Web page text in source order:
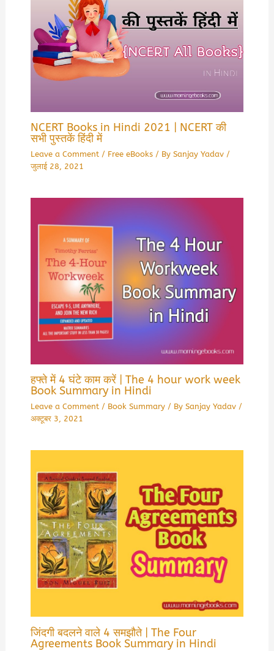
NCERT Books in Hindi 2021 | NCERT की
सभी पुस्तकें हिंदी में
Leave a Comment / Free eBooks/ By Sanjay Yadav /
जुलाई 28, 2021
हफ्ते में 4 घंटे काम करें | The 4 hour work week
Book Summary in Hindi
Leave a Comment / Book Summary/ By Sanjay Yadav /
अक्टूबर 3, 2021
जिंदगी बदलने वाले 4 समझौते | The Four
Agreements Book Summary in Hindi